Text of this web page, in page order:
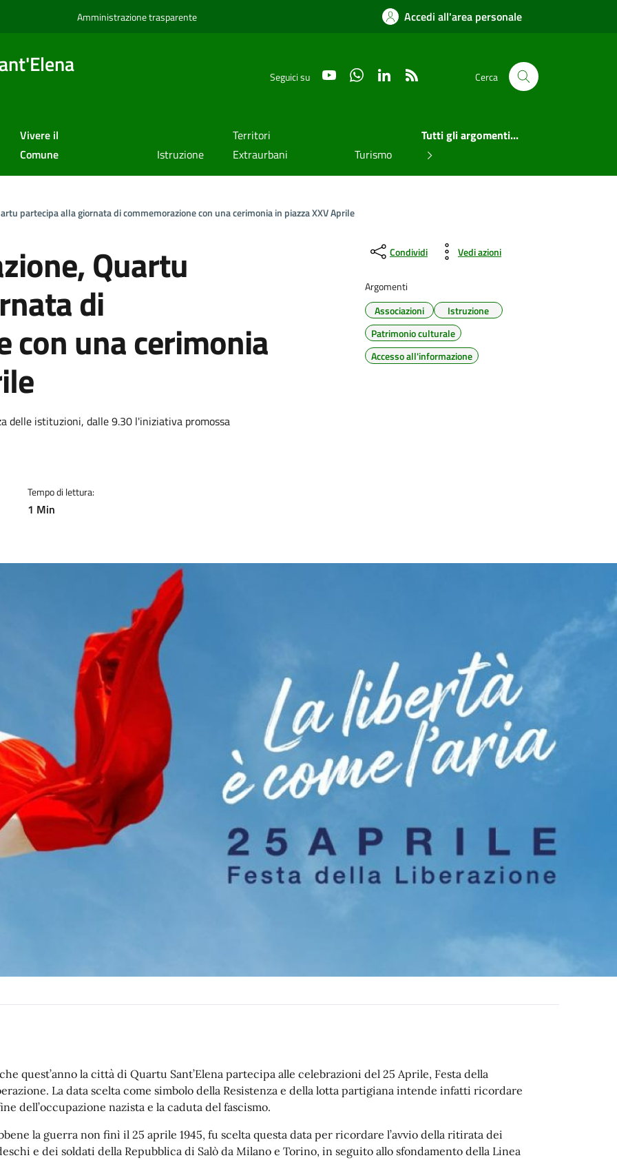
Amministrazione trasparente Accedi all'area personale
Seguici su YouTube WhatsAppLinkedIn Cerca
Vivere il
Comune
Istruzione
Territori
Extraurbani
Turismo
Tutti gli argomenti...
partecipa alla giornata di commemorazione con una cerimonia in piazza XXV Aprile
Quartu
di
con una cerimonia
delle istituzioni, dalle 9.30 l'iniziativa promossa
Tempo di lettura:
1 Min
Condividi Vedi azioni
Argomenti
Associazioni
Istruzione
Patrimonio culturale
Accesso all'informazione
quest’anno la città di Quartu Sant’Elena partecipa alle celebrazioni del 25 Aprile, Festa della
La data scelta come simbolo della Resistenza e della lotta partigiana intende infatti ricordare
dell’occupazione nazista e la caduta del fascismo.
la guerra non finì il 25 aprile 1945, fu scelta questa data per ricordare l’avvio della ritirata dei
e dei soldati della Repubblica di Salò da Milano e Torino, in seguito allo sfondamento della Linea